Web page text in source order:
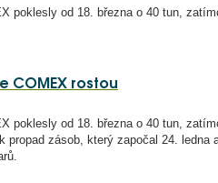
poklesly od 18. března o 40 tun,
COMEX rostou
poklesly od 18. března o 40 tun,
propad zásob, který započal 24. ledna